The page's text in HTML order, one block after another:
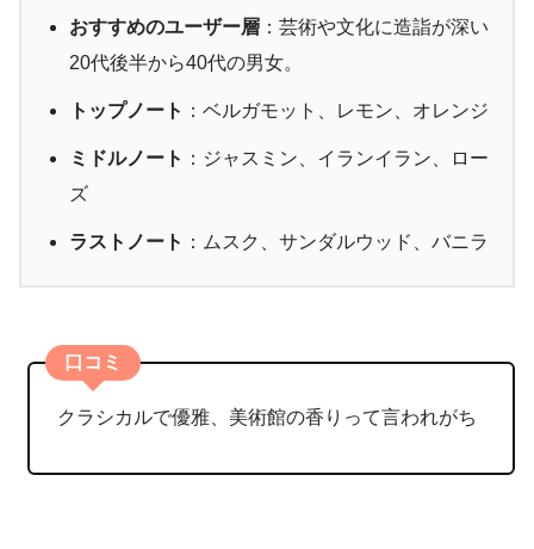
おすすめのユーザー層 ：芸術や文化に造詣が深い
20代後半から40代の男女。
トップノート ：ベルガモット、レモン、オレンジ
ミドルノート ：ジャスミン、イランイラン、ロー
ズ
ラストノート ：ムスク、サンダルウッド、バニラ
口コミ
クラシカルで優雅、美術館の香りって言われがち